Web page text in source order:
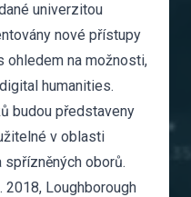
univerzitou
nové přístupy
ohledem na možnosti,
humanities.
budou představeny
v oblasti
spřízněných oborů.
2018, Loughborough